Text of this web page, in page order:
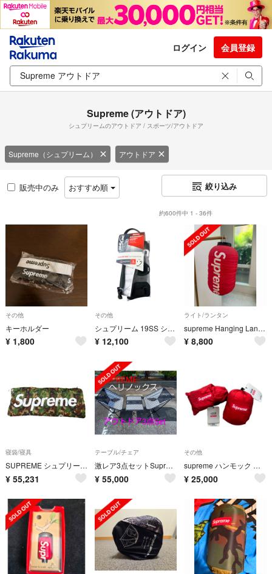
ログイン 会員登録
Supreme (アウトドア)
シュプリームのアウトドア / スポーツ/アウトドア
Supreme（シュプリーム） アウトドア
販売中のみ おすすめ順 絞り込み
約600件中 1 - 36件
その他
キーホルダー
¥ 1,800
その他
シュプリーム 19SS シールライン ディスカバリー ドライ バッグ 5L 黒●
¥ 12,100
ライト/ランタン
supreme Hanging Lantern シュプリームランタン
¥ 8,800
寝袋/寝具
SUPREME シュプリーム × THE NORTH FACE ノースフェイス Dolomite Sleeping Bag 封筒型シュラフ 寝袋 NC ニュートープカモ 正規品 / 41225
¥ 55,231
テーブル/チェア
激レア3点セットSupreme × Helinox チェアーワン 2脚 ＆ テー
¥ 55,000
その他
supreme ハンモック 未使用
¥ 25,000